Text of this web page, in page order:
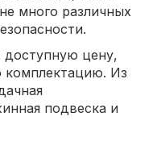
много различных
доступную цену,
комплектацию. Из
подвеска и